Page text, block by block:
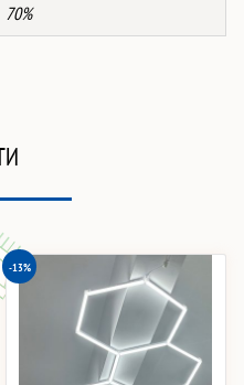
70%
-13%